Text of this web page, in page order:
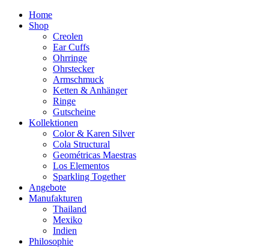
Home
Shop
Creolen
Ear Cuffs
Ohrringe
Ohrstecker
Armschmuck
Ketten & Anhänger
Ringe
Gutscheine
Kollektionen
Color & Karen Silver
Cola Structural
Geométricas Maestras
Los Elementos
Sparkling Together
Angebote
Manufakturen
Thailand
Mexiko
Indien
Philosophie